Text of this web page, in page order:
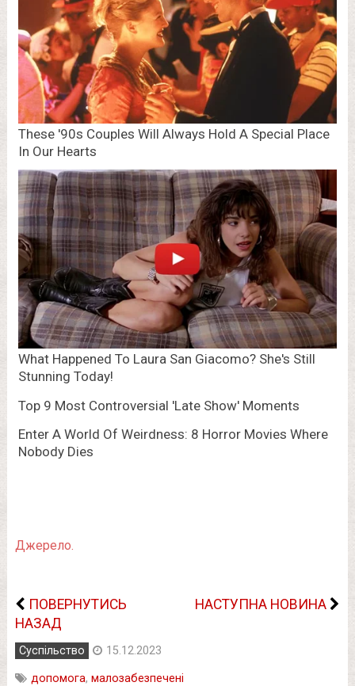
Джерело.
ПОВЕРНУТИСЬ
НАЗАД
НАСТУПНА НОВИНА
Суспільство 15.12.2023
допомога, малозабезпечені